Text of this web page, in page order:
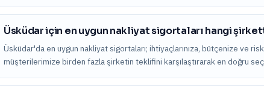
Üsküdar için en uygun nakliyat sigortaları hangi
Üsküdar'da en uygun nakliyat sigortaları; ihtiyaçlarınıza, bütçenize ve
müşterilerimize birden fazla şirketin teklifini karşılaştırarak en doğru